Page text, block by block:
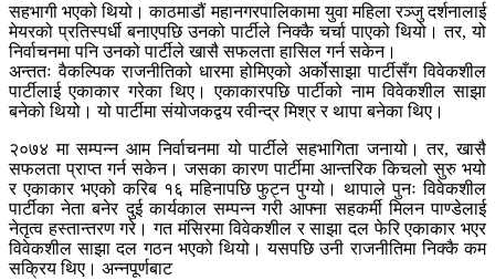
सहभागी भएको थियो। काठमाडौं महानगरपालिकामा युवा महिला रञ्जु दर्शनालाई
मेयरको प्रतिस्पर्धी बनाएपछि उनको पार्टीले निक्कै चर्चा पाएको थियो। तर, यो
निर्वाचनमा पनि उनको पार्टीले खासै सफलता हासिल गर्न सकेन।
अन्ततः वैकल्पिक राजनीतिको धारमा होमिएको अर्कोसाझा पार्टीसँग विवेकशील
पार्टीलाई एकाकार गरेका थिए। एकाकारपछि पार्टीको नाम विवेकशील साझा
बनेको थियो। यो पार्टीमा संयोजकद्वय रवीन्द्र मिश्र र थापा बनेका थिए।
२०७४ मा सम्पन्न आम निर्वाचनमा यो पार्टीले सहभागिता जनायो। तर, खासै
सफलता प्राप्त गर्न सकेन। जसका कारण पार्टीमा आन्तरिक किचलो सुरु भयो
र एकाकार भएको करिब १६ महिनापछि फुट्न पुग्यो। थापाले पुनः विवेकशील
पार्टीका नेता बनेर दुई कार्यकाल सम्पन्न गरी आफ्ना सहकर्मी मिलन पाण्डेलाई
नेतृत्व हस्तान्तरण गरे। गत मंसिरमा विवेकशील र साझा दल फेरि एकाकार भएर
विवेकशील साझा दल गठन भएको थियो। यसपछि उनी राजनीतिमा निक्कै कम
सक्रिय थिए। अन्नपूर्णबाट